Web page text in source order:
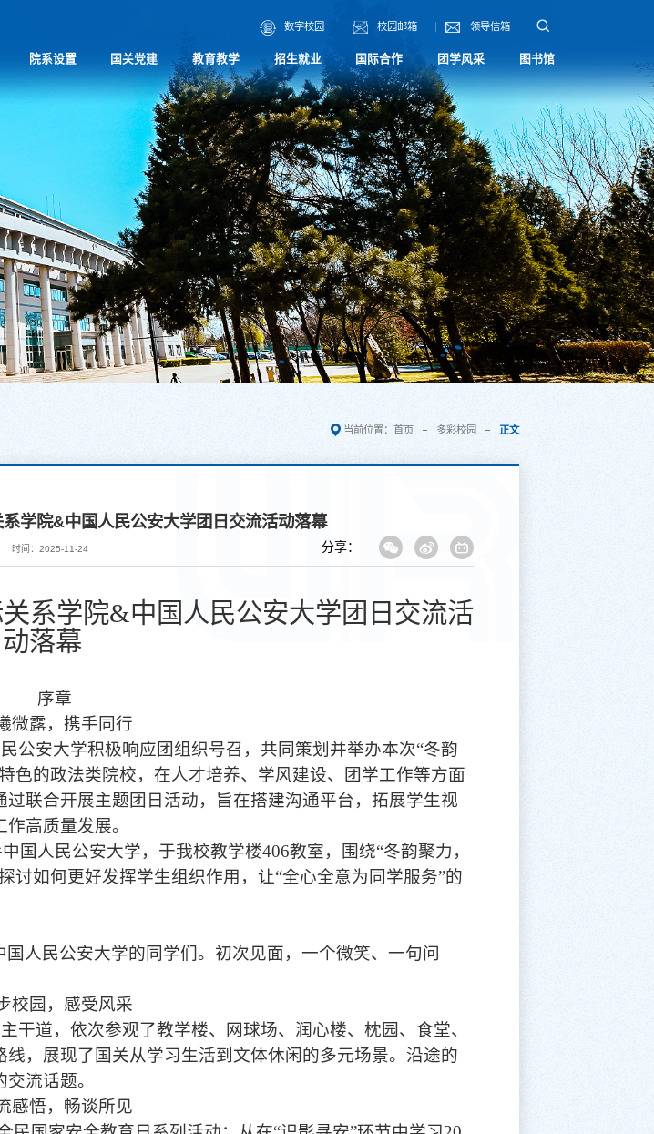
数字校园 校园邮箱 领导信箱
院系设置 国关党建 教育教学 招生就业 国际合作 团学风采 图书馆
当前位置： 首页 多彩校园 正文
学院&中国人民公安大学团日交流活动落幕
时间：2025-11-24 分享：
系学院&中国人民公安大学团日交流活
动落幕
序章
微露，携手同行
公安大学积极响应团组织号召，共同策划并举办本次“冬韵
色的政法类院校，在人才培养、学风建设、团学工作等方面
联合开展主题团日活动，旨在搭建沟通平台，拓展学生视
高质量发展。
国人民公安大学，于我校教学楼406教室，围绕“冬韵聚力，
讨如何更好发挥学生组织作用，让“全心全意为同学服务”的
人民公安大学的同学们。初次见面，一个微笑、一句问
校园，感受风采
干道，依次参观了教学楼、网球场、润心楼、枕园、食堂、
，展现了国关从学习生活到文体休闲的多元场景。沿途的
流话题。
感悟，畅谈所见